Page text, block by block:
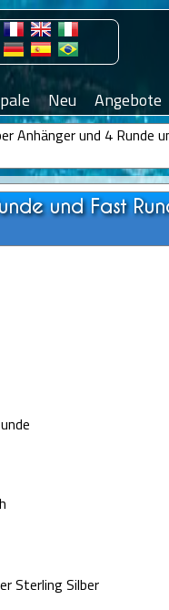
Neu Angebote
Anhänger und 4 Runde
und Fast
Sterling Silber